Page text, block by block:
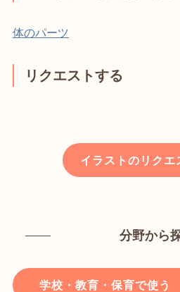
体のパーツ
リクエストする
イラストのリクエ
分野から
学校・教育・保育で使う